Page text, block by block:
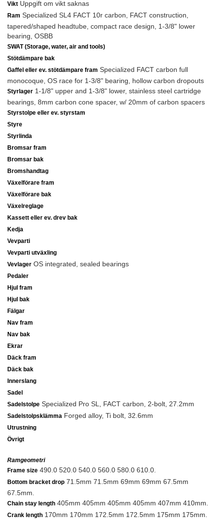
Vikt Uppgift om vikt saknas
Ram Specialized SL4 FACT 10r carbon, FACT construction,
tapered/shaped headtube, compact race design, 1-3/8" lower
bearing, OSBB
SWAT (Storage, water, air and tools)
Stötdämpare bak
Gaffel eller ev. stötdämpare fram Specialized FACT carbon full
monocoque, OS race for 1-3/8" bearing, hollow carbon dropouts
Styrlager 1-1/8" upper and 1-3/8" lower, stainless steel cartridge
bearings, 8mm carbon cone spacer, w/ 20mm of carbon spacers
Styrstolpe eller ev. styrstam
Styre
Styrlinda
Bromsar fram
Bromsar bak
Bromshandtag
Växelförare fram
Växelförare bak
Växelreglage
Kassett eller ev. drev bak
Kedja
Vevparti
Vevparti utväxling
Vevlager OS integrated, sealed bearings
Pedaler
Hjul fram
Hjul bak
Fälgar
Nav fram
Nav bak
Ekrar
Däck fram
Däck bak
Innerslang
Sadel
Sadelstolpe Specialized Pro SL, FACT carbon, 2-bolt, 27.2mm
Sadelstolpsklämma Forged alloy, Ti bolt, 32.6mm
Utrustning
Övrigt
Ramgeometri
Frame size 490.0 520.0 540.0 560.0 580.0 610.0.
Bottom bracket drop 71.5mm 71.5mm 69mm 69mm 67.5mm
67.5mm.
Chain stay length 405mm 405mm 405mm 405mm 407mm 410mm.
Crank length 170mm 170mm 172.5mm 172.5mm 175mm 175mm.